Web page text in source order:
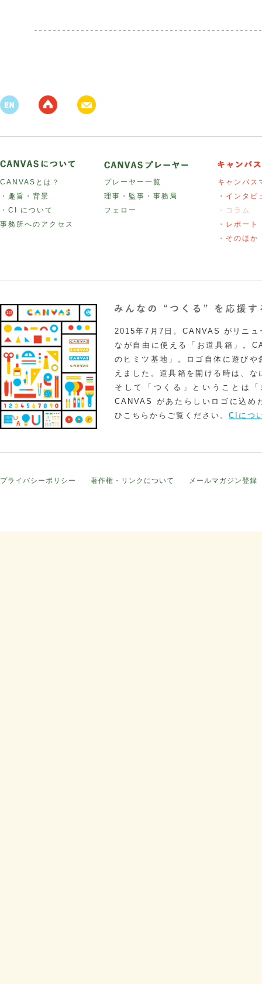
CANVASとは？
・趣旨・背景
・CI について
事務所へのアクセス
プレーヤー一覧
理事・監事・事務局
フェロー
キャンバス
・インタビ
・コラム
・レポート
・そのほか
2015年7月7日。CANVAS がリニュ
なが自由に使える「お道具箱」。
のヒミツ基地」。ロゴ自体に遊び
えました。道具箱を開ける時は、
そして「つくる」ということは
CANVAS があたらしいロゴに込め
ひこちらからご覧ください。 CIにつ
プライバシーポリシー 著作権・リンクについて メールマガジン登録